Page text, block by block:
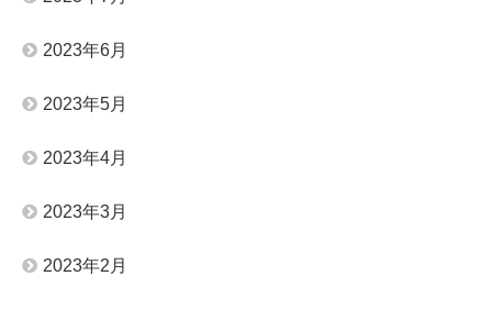
2023年6月
2023年5月
2023年4月
2023年3月
2023年2月